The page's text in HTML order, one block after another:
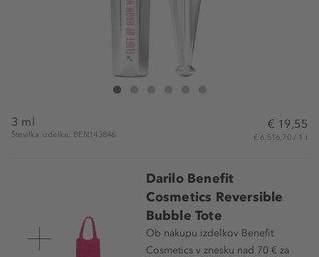
Benefit Cosmetics Fluff Up Brow Wax Mini
3 ml
Številka izdelka: BEN143846
€ 19,55
€ 6.516,70 / 1 l
Darilo Benefit
Cosmetics Reversible
Bubble Tote
Ob nakupu izdelkov Benefit
Cosmetics v znesku nad 70 € za